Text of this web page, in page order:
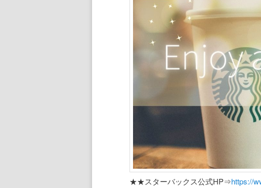
★★スターバックス公式HP⇒https://